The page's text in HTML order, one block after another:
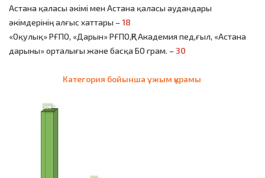
Астана қаласы әкімі мен Астана қаласы аудандары
әкімдерінің алғыс хаттары –18
«Оқулық» РҒПО, «Дарын» РҒПО,ҚР Академия пед,ғыл, «Астана
дарыны» орталығы және басқа БО грам. –30
Категория бойынша ұжым құрамы